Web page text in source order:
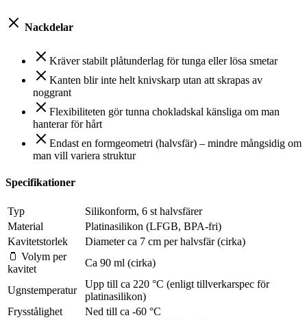
Nackdelar
Kräver stabilt plåtunderlag för tunga eller lösa smetar
Kanten blir inte helt knivskarp utan att skrapas av
noggrant
Flexibiliteten gör tunna chokladskal känsliga om man
hanterar för hårt
Endast en formgeometri (halvsfär) – mindre mångsidig om
man vill variera struktur
Specifikationer
Typ
Silikonform, 6 st halvsfärer
Material
Platinasilikon (LFGB, BPA-fri)
Kavitetstorlek
Diameter ca 7 cm per halvsfär (cirka)
🫙 Volym per
kavitet
Ca 90 ml (cirka)
Ugnstemperatur
Upp till ca 220 °C (enligt tillverkarspec för
platinasilikon)
Frysstålighet
Ned till ca -60 °C